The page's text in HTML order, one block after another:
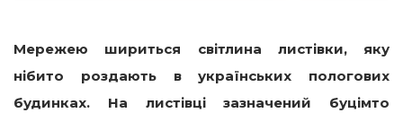
Мережею шириться світлина листівки, яку
нібито роздають в українських пологових
будинках. На листівці зазначений буцімто